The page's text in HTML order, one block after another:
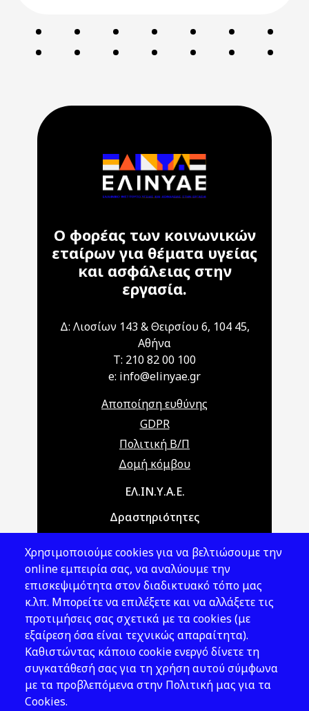
Ο φορέας των κοινωνικών
εταίρων για θέματα υγείας
και ασφάλειας στην
εργασία.
Δ: Λιοσίων 143 & Θειρσίου 6, 104 45,
Αθήνα
T: 210 82 00 100
e: info@elinyae.gr
Αποποίηση ευθύνης
GDPR
Πολιτική Β/Π
Δομή κόμβου
Main navigationΕΛ.ΙΝ.Υ.Α.Ε.
Δραστηριότητες
Νομοθεσία
Εκδόσεις
Νέα - Εκδηλώσεις
Ακολουθήστε μας
Χρησιμοποιούμε cookies για να βελτιώσουμε την
online εμπειρία σας, να αναλύουμε την
επισκεψιμότητα στον διαδικτυακό τόπο μας
κ.λπ. Μπορείτε να επιλέξετε και να αλλάξετε τις
προτιμήσεις σας σχετικά με τα cookies (με
εξαίρεση όσα είναι τεχνικώς απαραίτητα).
Καθιστώντας κάποιο cookie ενεργό δίνετε τη
συγκατάθεσή σας για τη χρήση αυτού σύμφωνα
με τα προβλεπόμενα στην Πολιτική μας για τα
Cookies.